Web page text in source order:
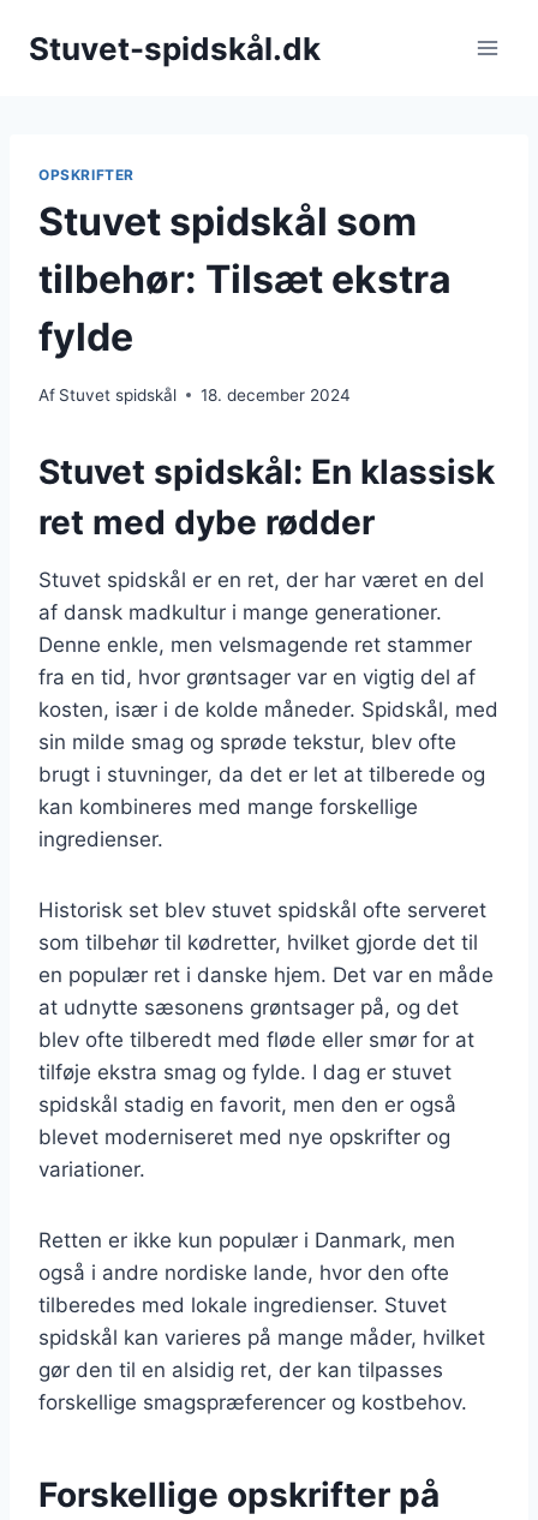
Stuvet-spidskål.dk
OPSKRIFTER
Stuvet spidskål som
tilbehør: Tilsæt ekstra
fylde
Af Stuvet spidskål 18. december 2024
Stuvet spidskål: En klassisk
ret med dybe rødder
Stuvet spidskål er en ret, der har været en del
af dansk madkultur i mange generationer.
Denne enkle, men velsmagende ret stammer
fra en tid, hvor grøntsager var en vigtig del af
kosten, især i de kolde måneder. Spidskål, med
sin milde smag og sprøde tekstur, blev ofte
brugt i stuvninger, da det er let at tilberede og
kan kombineres med mange forskellige
ingredienser.
Historisk set blev stuvet spidskål ofte serveret
som tilbehør til kødretter, hvilket gjorde det til
en populær ret i danske hjem. Det var en måde
at udnytte sæsonens grøntsager på, og det
blev ofte tilberedt med fløde eller smør for at
tilføje ekstra smag og fylde. I dag er stuvet
spidskål stadig en favorit, men den er også
blevet moderniseret med nye opskrifter og
variationer.
Retten er ikke kun populær i Danmark, men
også i andre nordiske lande, hvor den ofte
tilberedes med lokale ingredienser. Stuvet
spidskål kan varieres på mange måder, hvilket
gør den til en alsidig ret, der kan tilpasses
forskellige smagspræferencer og kostbehov.
Forskellige opskrifter på